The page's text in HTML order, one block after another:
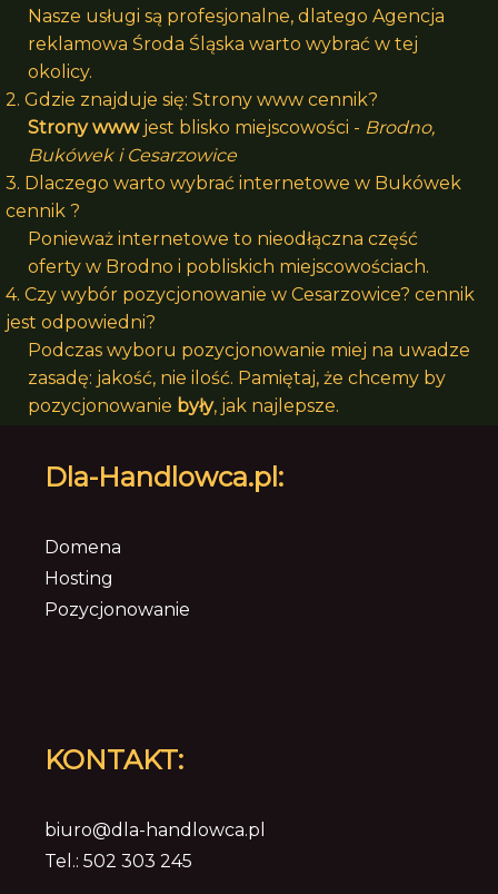
Nasze usługi są profesjonalne, dlatego Agencja
reklamowa Środa Śląska warto wybrać w tej
okolicy.
2. Gdzie znajduje się: Strony www cennik?
Strony www jest blisko miejscowości - Brodno,
Bukówek i Cesarzowice
3. Dlaczego warto wybrać internetowe w Bukówek
cennik ?
Ponieważ internetowe to nieodłączna część
oferty w Brodno i pobliskich miejscowościach.
4. Czy wybór pozycjonowanie w Cesarzowice? cennik
jest odpowiedni?
Podczas wyboru pozycjonowanie miej na uwadze
zasadę: jakość, nie ilość. Pamiętaj, że chcemy by
pozycjonowanie były, jak najlepsze.
Dla-Handlowca.pl:
Domena
Hosting
Pozycjonowanie
KONTAKT:
biuro@dla-handlowca.pl
Tel.: 502 303 245